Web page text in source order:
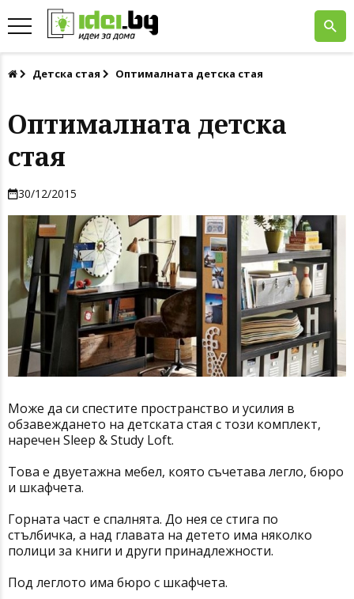
Детска стая Оптималната детска стая
Оптималната детска
стая
30/12/2015
Може да си спестите пространство и усилия в
обзавеждането на детската стая с този комплект,
наречен Sleep & Study Loft.
Това е двуетажна мебел, която съчетава легло, бюро
и шкафчета.
Горната част е спалнята. До нея се стига по
стълбичка, а над главата на детето има няколко
полици за книги и други принадлежности.
Под леглото има бюро с шкафчета.